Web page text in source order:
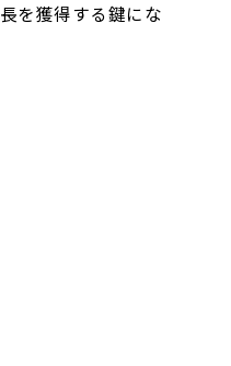
を獲得する鍵にな